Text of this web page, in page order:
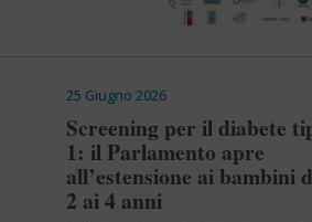
25 Giugno 2026
Screening per il diabete
1: il Parlamento apre
all’estensione ai bambini
2 ai 4 anni